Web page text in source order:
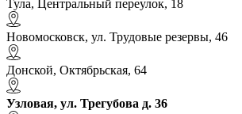
Тула, Центральный переулок, 18
Новомосковск, ул. Трудовые резервы, 46
Донской, Октябрьская, 64
Узловая, ул. Трегубова д. 36